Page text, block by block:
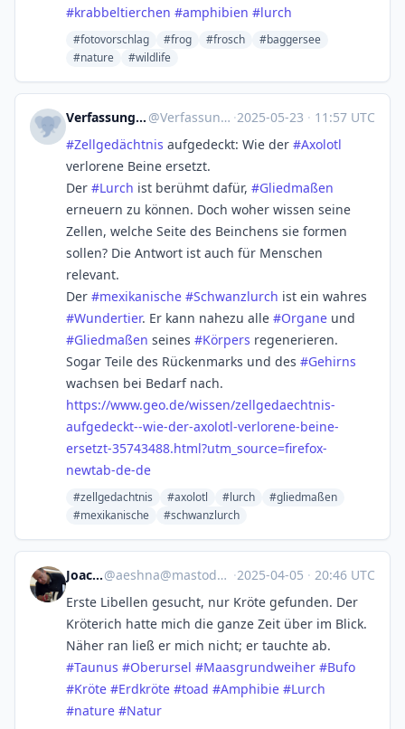
#krabbeltierchen #amphibien #lurch
#fotovorschlag #frog #frosch
#baggersee
#nature
#wildlife
Verfassungklage@troet.cafe @Verfassungklage@troet.cafe ·2025-05-23 · 11:57 UTC
#Zellgedächtnis aufgedeckt: Wie der #Axolotl
verlorene Beine ersetzt.
Der #Lurch ist berühmt dafür, #Gliedmaßen
erneuern zu können. Doch woher wissen seine
Zellen, welche Seite des Beinchens sie formen
sollen? Die Antwort ist auch für Menschen
relevant.
Der #mexikanische #Schwanzlurch ist ein wahres
#Wundertier. Er kann nahezu alle #Organe und
#Gliedmaßen seines #Körpers regenerieren.
Sogar Teile des Rückenmarks und des #Gehirns
wachsen bei Bedarf nach.
https://www.geo.de/wissen/zellgedaechtnis-
aufgedeckt--wie-der-axolotl-verlorene-beine-
ersetzt-35743488.html?utm_source=firefox-
newtab-de-de
#zellgedachtnis #axolotl #lurch
#gliedmaßen
#mexikanische
#schwanzlurch
Joachim@aeshna@mastodon.online ·2025-04-05 · 20:46 UTC
Erste Libellen gesucht, nur Kröte gefunden. Der
Kröterich hatte mich die ganze Zeit über im Blick.
Näher ran ließ er mich nicht; er tauchte ab.
#Taunus #Oberursel #Maasgrundweiher #Bufo
#Kröte #Erdkröte #toad #Amphibie #Lurch
#nature #Natur